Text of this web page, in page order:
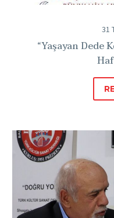
31
“Yaşayan Dede
2019
Türkçem
Dergisi
Ödülü
Prof.